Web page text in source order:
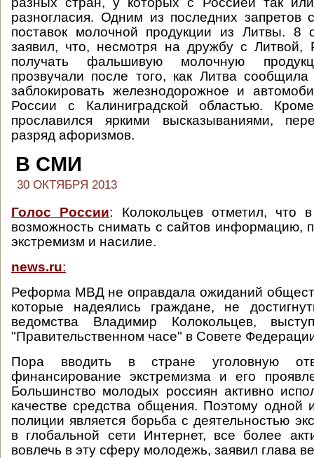
разногласия. Одним из последних запретов
поставок молочной продукции из Литвы. 8
заявил, что, несмотря на дружбу с Литвой,
получать фальшивую молочную
прозвучали после того, как Литва
заблокировать железнодорожное и
России с Калиниградской областью.
прославился яркими высказываниями,
разряд афоризмов.
В СМИ
30 ОКТЯБРЯ 2013
Голос России: Колокольцев отметил, что
возможность снимать с сайтов информацию,
экстремизм и насилие.
news.ru:
Реформа МВД не оправдала ожиданий
которые надеялись граждане, не
ведомства Владимир Колокольцев,
"Правительственном часе" в Совете
Пора вводить в стране уголовную
финансирование экстремизма и его
Большинство молодых россиян активно
качестве средства общения. Поэтому одной
полиции является борьба с деятельностью
в глобальной сети Интернет, все более
вовлечь в эту сферу молодежь, заявил глава